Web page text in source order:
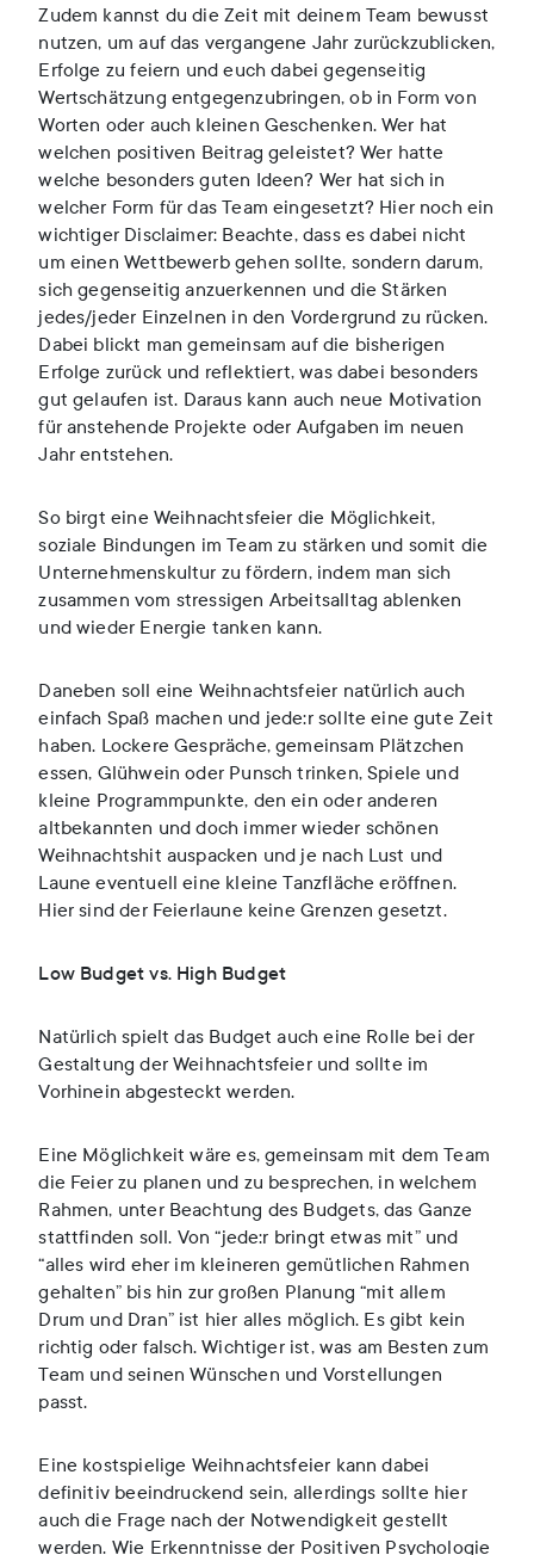
Zudem kannst du die Zeit mit deinem Team bewusst
nutzen, um auf das vergangene Jahr zurückzublicken,
Erfolge zu feiern und euch dabei gegenseitig
Wertschätzung entgegenzubringen, ob in Form von
Worten oder auch kleinen Geschenken. Wer hat
welchen positiven Beitrag geleistet? Wer hatte
welche besonders guten Ideen? Wer hat sich in
welcher Form für das Team eingesetzt? Hier noch ein
wichtiger Disclaimer: Beachte, dass es dabei nicht
um einen Wettbewerb gehen sollte, sondern darum,
sich gegenseitig anzuerkennen und die Stärken
jedes/jeder Einzelnen in den Vordergrund zu rücken.
Dabei blickt man gemeinsam auf die bisherigen
Erfolge zurück und reflektiert, was dabei besonders
gut gelaufen ist. Daraus kann auch neue Motivation
für anstehende Projekte oder Aufgaben im neuen
Jahr entstehen.
So birgt eine Weihnachtsfeier die Möglichkeit,
soziale Bindungen im Team zu stärken und somit die
Unternehmenskultur zu fördern, indem man sich
zusammen vom stressigen Arbeitsalltag ablenken
und wieder Energie tanken kann.
Daneben soll eine Weihnachtsfeier natürlich auch
einfach Spaß machen und jede:r sollte eine gute Zeit
haben. Lockere Gespräche, gemeinsam Plätzchen
essen, Glühwein oder Punsch trinken, Spiele und
kleine Programmpunkte, den ein oder anderen
altbekannten und doch immer wieder schönen
Weihnachtshit auspacken und je nach Lust und
Laune eventuell eine kleine Tanzfläche eröffnen.
Hier sind der Feierlaune keine Grenzen gesetzt.
Low Budget vs. High Budget
Natürlich spielt das Budget auch eine Rolle bei der
Gestaltung der Weihnachtsfeier und sollte im
Vorhinein abgesteckt werden.
Eine Möglichkeit wäre es, gemeinsam mit dem Team
die Feier zu planen und zu besprechen, in welchem
Rahmen, unter Beachtung des Budgets, das Ganze
stattfinden soll. Von “jede:r bringt etwas mit” und
“alles wird eher im kleineren gemütlichen Rahmen
gehalten” bis hin zur großen Planung “mit allem
Drum und Dran” ist hier alles möglich. Es gibt kein
richtig oder falsch. Wichtiger ist, was am Besten zum
Team und seinen Wünschen und Vorstellungen
passt.
Eine kostspielige Weihnachtsfeier kann dabei
definitiv beeindruckend sein, allerdings sollte hier
auch die Frage nach der Notwendigkeit gestellt
werden. Wie Erkenntnisse der Positiven Psychologie